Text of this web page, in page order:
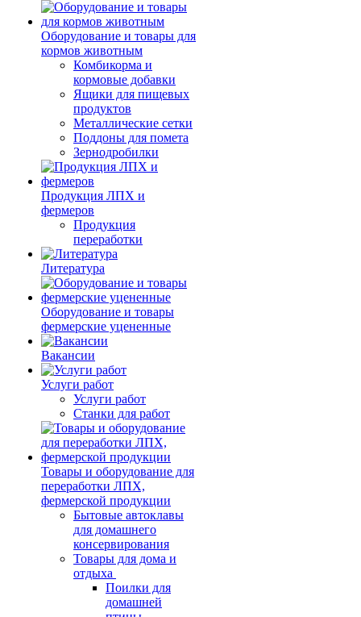
Оборудование и товары для
кормов животным
Комбикорма и
кормовые добавки
Ящики для пищевых
продуктов
Металлические сетки
Поддоны для помета
Зернодробилки
Продукция ЛПХ и
фермеров
Продукция
переработки
Литература
Оборудование и товары
фермерские уцененные
Вакансии
Услуги работ
Услуги работ
Станки для работ
Товары и оборудование для
переработки ЛПХ,
фермерской продукции
Бытовые автоклавы
для домашнего
консервирования
Товары для дома и
отдыха
Поилки для
домашней